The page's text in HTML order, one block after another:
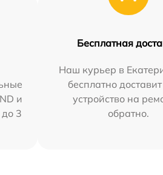
и
3
Бесплатная
Наш курьер в
бесплатно
устройство на
обратно.